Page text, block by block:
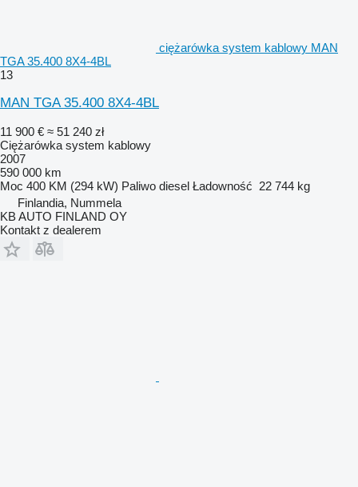
ciężarówka system kablowy MAN
TGA 35.400 8X4-4BL
13
MAN TGA 35.400 8X4-4BL
11 900 € ≈ 51 240 zł
Ciężarówka system kablowy
2007
590 000 km
Moc 400 KM (294 kW) Paliwo diesel Ładowność 22 744 kg
Finlandia, Nummela
KB AUTO FINLAND OY
Kontakt z dealerem